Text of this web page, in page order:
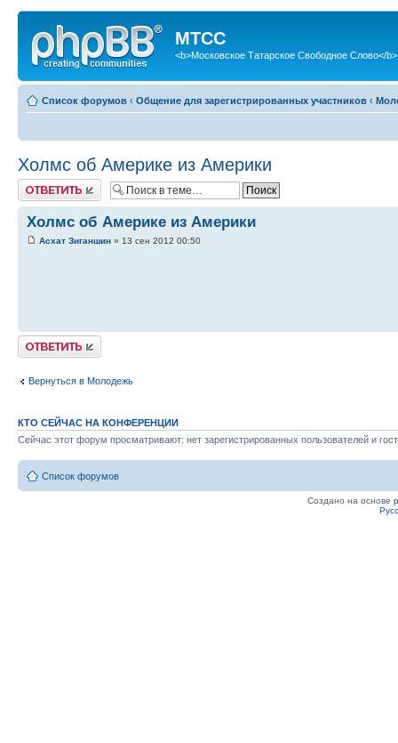
МТСС
<b>Московское Татарское Свободное Слово</b>
Список форумов ‹ Общение для зарегистрированных участников ‹
Холмс об Америке из Америки
Ответить
Холмс об Америке из Америки
Асхат Зиганшин » 13 сен 2012 00:50
Ответить
Вернуться в Молодежь
КТО СЕЙЧАС НА КОНФЕРЕНЦИИ
Сейчас этот форум просматривают: нет зарегистрированных пользователей и
Список форумов
Создано на основе